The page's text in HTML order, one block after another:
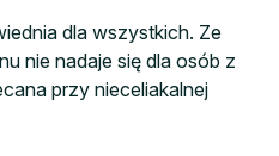
dla wszystkich. Ze
nie nadaje się dla osób z
przy nieceliakalnej